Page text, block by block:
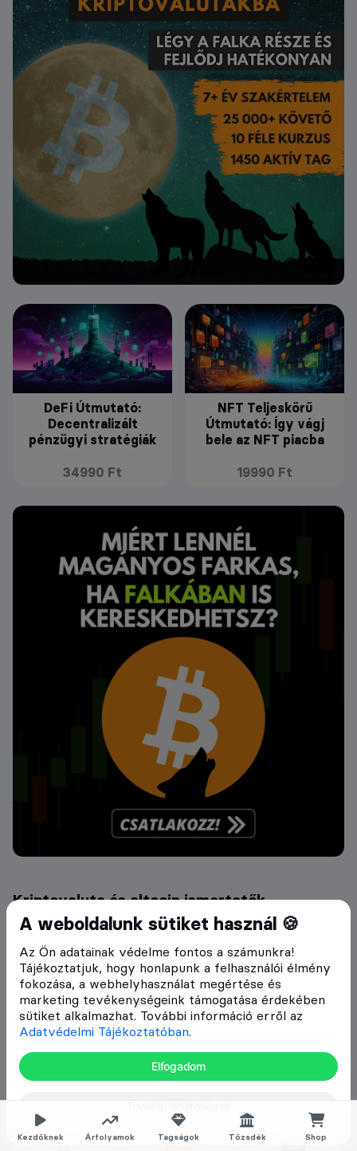
Kezdőknek Árfolyamok Tagságok Tőzsdék Shop
A weboldalunk sütiket használ 🍪
Az Ön adatainak védelme fontos a számunkra!
Tájékoztatjuk, hogy honlapunk a felhasználói élmény
fokozása, a webhelyhasználat megértése és
marketing tevékenységeink támogatása érdekében
sütiket alkalmazhat. További információ erről az
Adatvédelmi Tájékoztatóban.
Elfogadom
DeFi Útmutató:
Decentralizált
pénzügyi stratégiák
34990 Ft
NFT Teljeskörű
Útmutató: Így vágj
bele az NFT piacba
19990 Ft
Kriptovaluta és altcoin ismertetők
Bitcoin
(BTC)
Ethereum
(ETH)
Tether
(USDT)
USD Coin